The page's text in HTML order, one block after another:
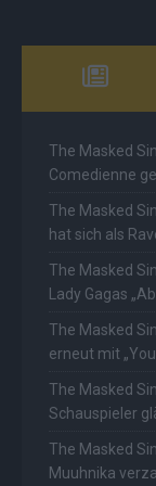
The Masked
Comedienne
The Masked
hat sich als
The Masked
Lady Gagas
The Masked
erneut mit
The Masked
Schauspieler
The Masked
Muuhnika